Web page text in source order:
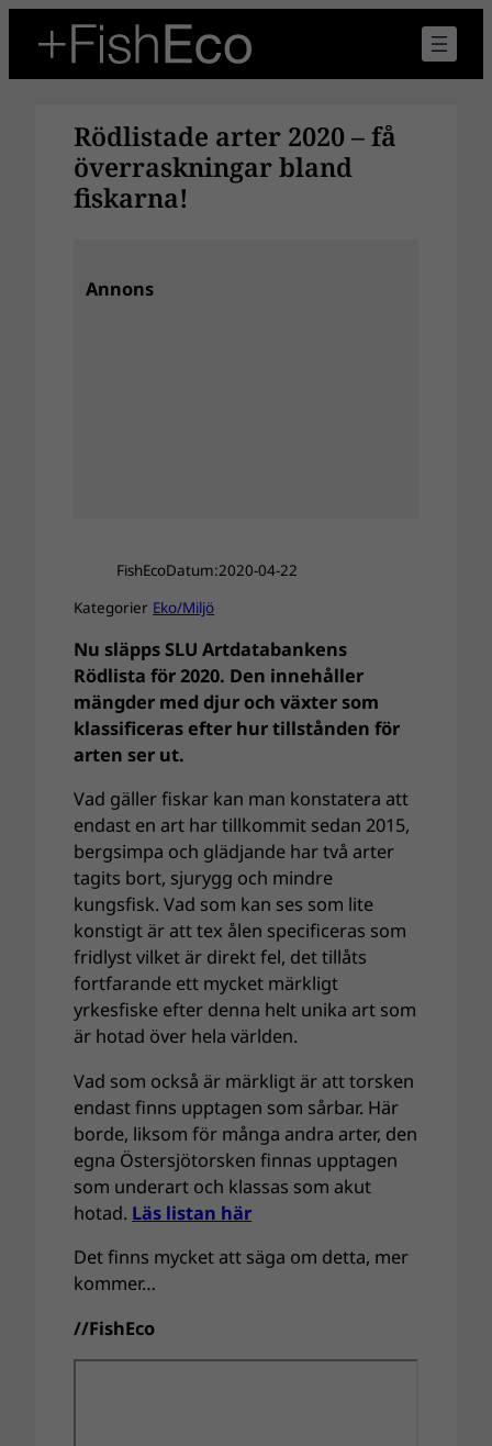
innehåll
Rödlistade arter 2020 – få
överraskningar bland
fiskarna!
Annons
FishEcoDatum:2020-04-22
Kategorier Eko/Miljö
Nu släpps SLU Artdatabankens
Rödlista för 2020. Den innehåller
mängder med djur och växter som
klassificeras efter hur tillstånden för
arten ser ut.
Vad gäller fiskar kan man konstatera att
endast en art har tillkommit sedan 2015,
bergsimpa och glädjande har två arter
tagits bort, sjurygg och mindre
kungsfisk. Vad som kan ses som lite
konstigt är att tex ålen specificeras som
fridlyst vilket är direkt fel, det tillåts
fortfarande ett mycket märkligt
yrkesfiske efter denna helt unika art som
är hotad över hela världen.
Vad som också är märkligt är att torsken
endast finns upptagen som sårbar. Här
borde, liksom för många andra arter, den
egna Östersjötorsken finnas upptagen
som underart och klassas som akut
hotad. Läs listan här
Det finns mycket att säga om detta, mer
kommer…
//FishEco